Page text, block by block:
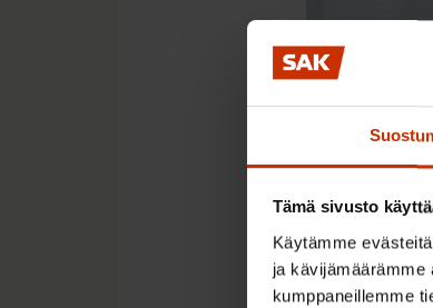
Tämä sivusto
Käytämme
ja kävijämäärämme
kumppaneillemme
Pia Björkbacka